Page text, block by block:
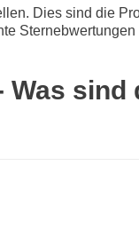
Dies sind die
sind